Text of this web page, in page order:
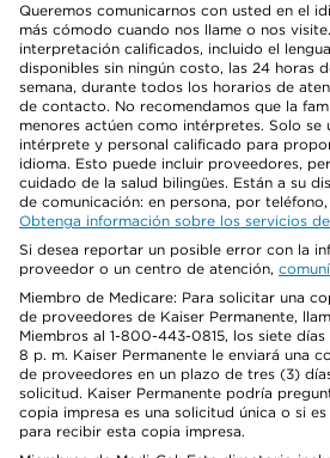
Queremos comunicarnos con usted en el
más cómodo cuando nos llame o nos
interpretación calificados, incluido el
disponibles sin ningún costo, las 24 horas
semana, durante todos los horarios de
de contacto. No recomendamos que la
menores actúen como intérpretes. Solo se
intérprete y personal calificado para
idioma. Esto puede incluir proveedores,
cuidado de la salud bilingües. Están a su
de comunicación: en persona, por
Obtenga información sobre los servicios
Si desea reportar un posible error con la
proveedor o un centro de atención,
Miembro de Medicare: Para solicitar una
de proveedores de Kaiser Permanente,
Miembros al 1-800-443-0815, los siete
8 p. m. Kaiser Permanente le enviará una
de proveedores en un plazo de tres (3)
solicitud. Kaiser Permanente podría
copia impresa es una solicitud única o si
para recibir esta copia impresa.